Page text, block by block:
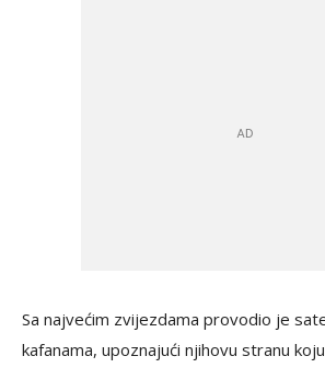
Sa najvećim zvijezdama provodio je
kafanama, upoznajući njihovu stranu